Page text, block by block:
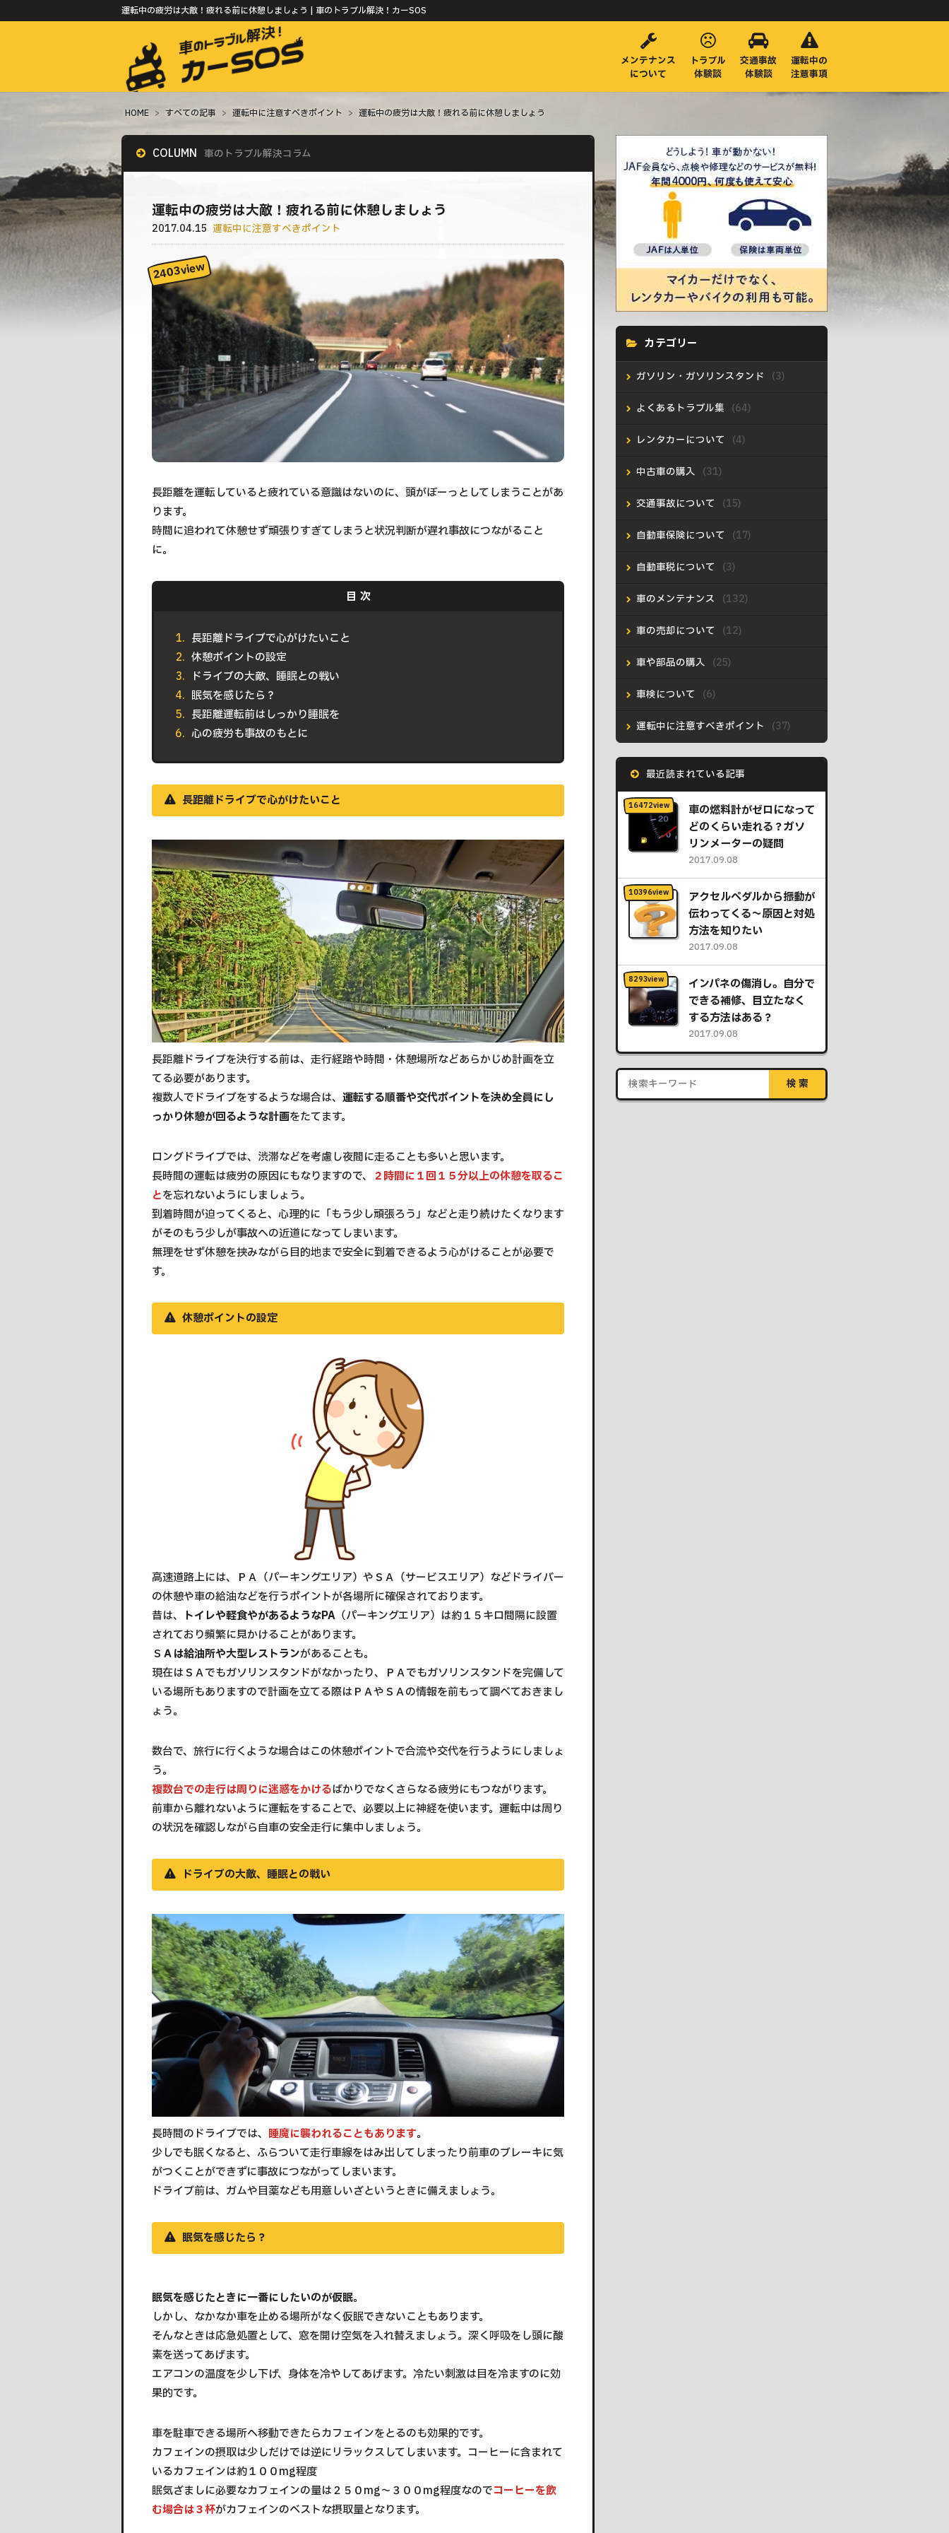
運転中の疲労は大敵！疲れる前に休憩しましょう | 車のトラブル解決！カーSOS
メンテナンス
について
トラブル
体験談
交通事故
体験談
運転中の
注意事項
HOME > すべての記事 > 運転中に注意すべきポイント > 運転中の疲労は大敵！疲れる前に休憩しましょう
COLUMN 車のトラブル解決コラム
運転中の疲労は大敵！疲れる前に休憩しましょう
2017.04.15 運転中に注意すべきポイント
長距離を運転していると疲れている意識はないのに、頭がぼーっとしてしまうことがあ
ります。
時間に追われて休憩せず頑張りすぎてしまうと状況判断が遅れ事故につながること
に。
長距離ドライブで心がけたいこと
休憩ポイントの設定
ドライブの大敵、睡眠との戦い
眠気を感じたら？
長距離運転前はしっかり睡眠を
心の疲労も事故のもとに
長距離ドライブで心がけたいこと
長距離ドライブを決行する前は、走行経路や時間・休憩場所などあらかじめ計画を立
てる必要があります。
複数人でドライブをするような場合は、 運転する順番や交代ポイントを決め全員にし
っかり休憩が回るような計画をたてます。
ロングドライブでは、渋滞などを考慮し夜間に走ることも多いと思います。
長時間の運転は疲労の原因にもなりますので、
２時間に１回１５分以上の休憩を取るこ
とを忘れないようにしましょう。
到着時間が迫ってくると、心理的に「もう少し頑張ろう」などと走り続けたくなります
がそのもう少しが事故への近道になってしまいます。
無理をせず休憩を挟みながら目的地まで安全に到着できるよう心がけることが必要で
す。
休憩ポイントの設定
高速道路上には、ＰＡ（パーキングエリア）やＳＡ（サービスエリア）などドライバー
の休憩や車の給油などを行うポイントが各場所に確保されております。
昔は、
トイレや軽食やがあるようなPA （パーキングエリア）は約１５キロ間隔に設置
されており頻繁に見かけることがあります。
Ｓ Ａは給油所や大型レストランがあることも。
現在はＳＡでもガソリンスタンドがなかったり、ＰＡでもガソリンスタンドを完備して
いる場所もありますので計画を立てる際はＰＡやＳＡの情報を前もって調べておきまし
ょう。
数台で、旅行に行くような場合はこの休憩ポイントで合流や交代を行うようにしましょ
う。
複数台での走行は周りに迷惑をかけるばかりでなくさらなる疲労にもつながります。
前車から離れないように運転をすることで、必要以上に神経を使います。運転中は周り
の状況を確認しながら自車の安全走行に集中しましょう。
ドライブの大敵、睡眠との戦い
長時間のドライブでは、 睡魔に襲われることもあります。
少しでも眠くなると、ふらついて走行車線をはみ出してしまったり前車のブレーキに気
がつくことができずに事故につながってしまいます。
ドライブ前は、ガムや目薬なども用意しいざというときに備えましょう。
眠気を感じたら？
眠気を感じたときに一番にしたいのが仮眠。
しかし、なかなか車を止める場所がなく仮眠できないこともあります。
そんなときは応急処置として、窓を開け空気を入れ替えましょう。深く呼吸をし頭に酸
素を送ってあげます。
エアコンの温度を少し下げ、身体を冷やしてあげます。冷たい刺激は目を冷ますのに効
果的です。
車を駐車できる場所へ移動できたらカフェインをとるのも効果的です。
カフェインの摂取は少しだけでは逆にリラックスしてしまいます。コーヒーに含まれて
いるカフェインは約１００mg程度
眠気ざましに必要なカフェインの量は２５０mg〜３００mg程度なのでコーヒーを飲
む場合は３杯がカフェインのベストな摂取量となります。
カテゴリー
ガソリン・ガソリンスタンド
よくあるトラブル集
レンタカーについて
中古車の購入
交通事故について
自動車保険について
自動車税について
車のメンテナンス
車の売却について
車や部品の購入
車検について
運転中に注意すべきポイント
最近読まれている記事
車の燃料計がゼロになって
どのくらい走れる？ガソ
リンメーターの疑問
2017.09.08
アクセルペダルから振動が
伝わってくる〜原因と対処
方法を知りたい
2017.09.08
インパネの傷消し。自分で
できる補修、目立たなく
する方法はある？
2017.09.08